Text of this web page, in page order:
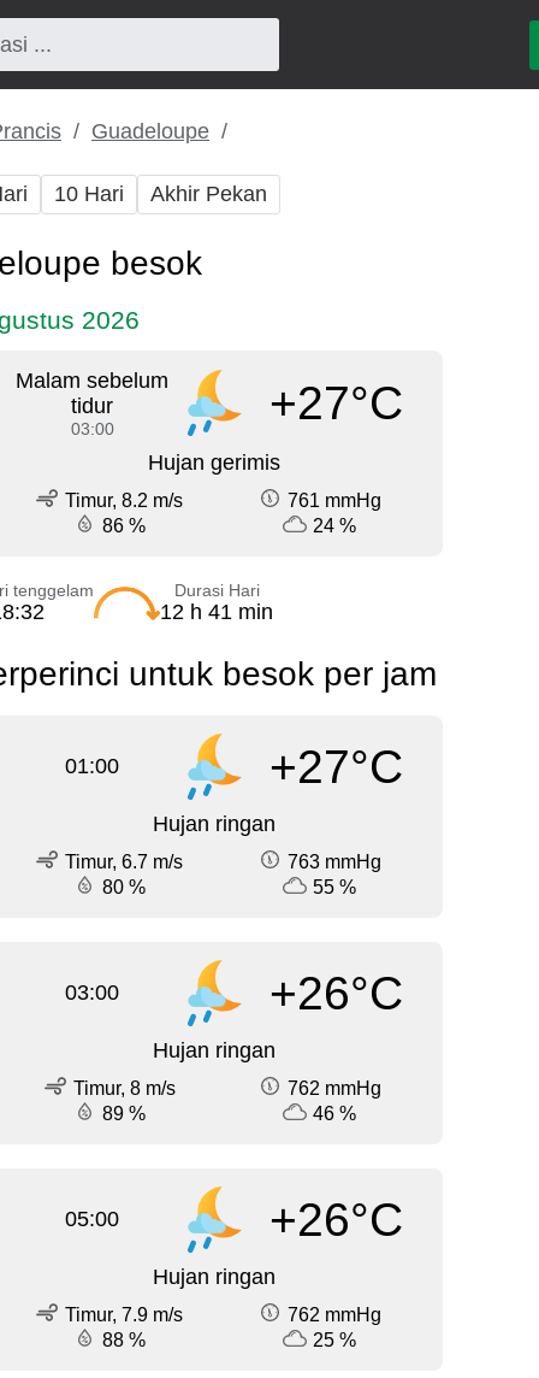
Guadeloupe
10 Hari Akhir Pekan
besok
2026
Malam sebelum
tidur
03:00 +27°C
Hujan gerimis
Timur, 8.2 m/s
761 mmHg
86 %
24 %
tenggelam Durasi Hari
12 h 41 min
untuk besok per jam
01:00 +27°C
Hujan ringan
Timur, 6.7 m/s
763 mmHg
80 %
55 %
03:00 +26°C
Hujan ringan
Timur, 8 m/s
762 mmHg
89 %
46 %
05:00 +26°C
Hujan ringan
Timur, 7.9 m/s
762 mmHg
88 %
25 %